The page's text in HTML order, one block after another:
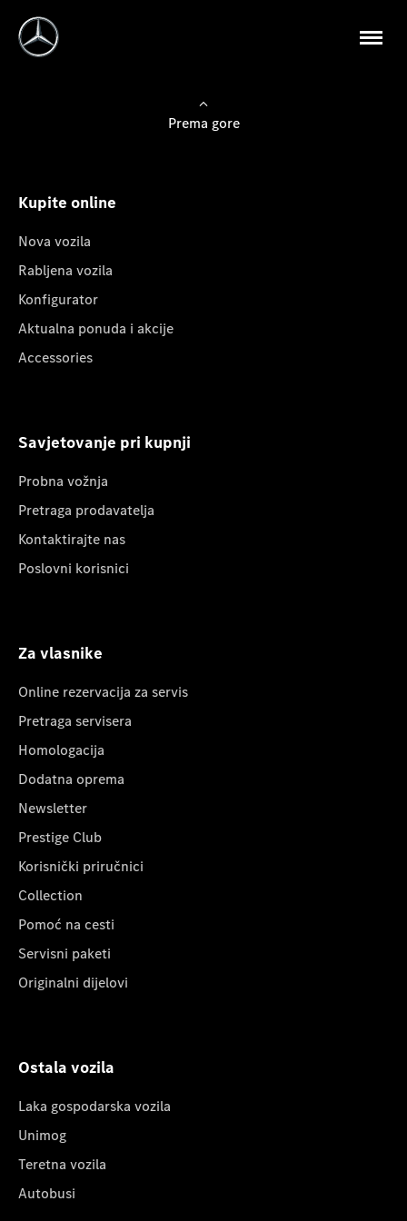
Prema gore
Kupite online
Nova vozila
Rabljena vozila
Konfigurator
Aktualna ponuda i akcije
Accessories
Savjetovanje pri kupnji
Probna vožnja
Pretraga prodavatelja
Kontaktirajte nas
Poslovni korisnici
Za vlasnike
Online rezervacija za servis
Pretraga servisera
Homologacija
Dodatna oprema
Newsletter
Prestige Club
Korisnički priručnici
Collection
Pomoć na cesti
Servisni paketi
Originalni dijelovi
Ostala vozila
Laka gospodarska vozila
Unimog
Teretna vozila
Autobusi